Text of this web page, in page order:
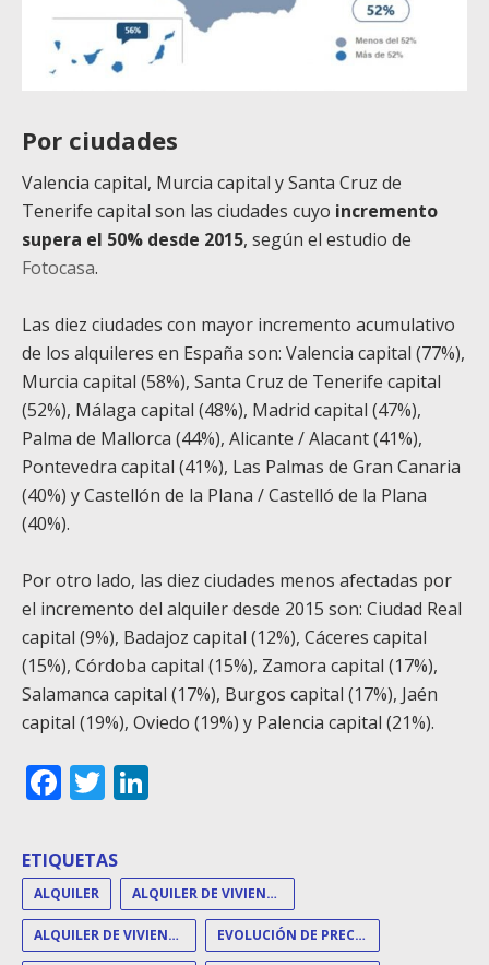
Por ciudades
Valencia capital, Murcia capital y Santa Cruz de
Tenerife capital son las ciudades cuyo incremento
supera el 50% desde 2015, según el estudio de
Fotocasa.
Las diez ciudades con mayor incremento acumulativo
de los alquileres en España son: Valencia capital (77%),
Murcia capital (58%), Santa Cruz de Tenerife capital
(52%), Málaga capital (48%), Madrid capital (47%),
Palma de Mallorca (44%), Alicante / Alacant (41%),
Pontevedra capital (41%), Las Palmas de Gran Canaria
(40%) y Castellón de la Plana / Castelló de la Plana
(40%).
Por otro lado, las diez ciudades menos afectadas por
el incremento del alquiler desde 2015 son: Ciudad Real
capital (9%), Badajoz capital (12%), Cáceres capital
(15%), Córdoba capital (15%), Zamora capital (17%),
Salamanca capital (17%), Burgos capital (17%), Jaén
capital (19%), Oviedo (19%) y Palencia capital (21%).
Facebook
Twitter
ETIQUETAS
ALQUILER ALQUILER DE VIVIENDA
ALQUILER DE VIVIENDAS EVOLUCIÓN DE PRECIOS